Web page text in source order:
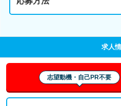
求人
志望動機・自己PR不要